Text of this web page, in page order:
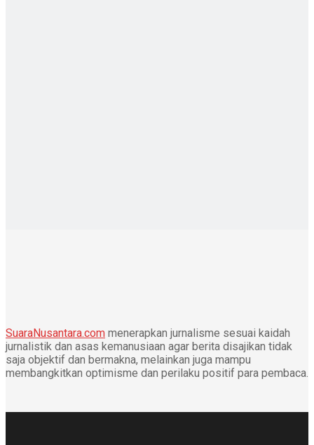
SuaraNusantara.com menerapkan jurnalisme sesuai kaidah
jurnalistik dan asas kemanusiaan agar berita disajikan tidak
saja objektif dan bermakna, melainkan juga mampu
membangkitkan optimisme dan perilaku positif para pembaca.